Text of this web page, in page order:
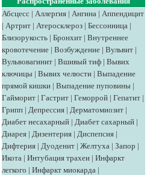
Абсцесс | Аллергия | Ангина | Аппендицит
| Артрит | Атеросклероз | Бессонница |
Близорукость | Бронхит | Внутреннее
кровотечение | Возбуждение | Вульвит |
Вульвовагинит | Вшивый тиф | Вывих
ключицы | Вывих челюсти | Выпадение
прямой кишки | Выпадение пуповины |
Гайморит | Гастрит | Геморрой | Гепатит |
Грипп | Депрессия | Дерматомиозит |
Диабет несахарный | Диабет сахарный |
Диарея | Дизентерия | Диспепсия |
Дифтерия | Дуоденит | Желтуха | Запор |
Икота | Интубация трахеи | Инфаркт
легкого | Инфаркт миокарда |